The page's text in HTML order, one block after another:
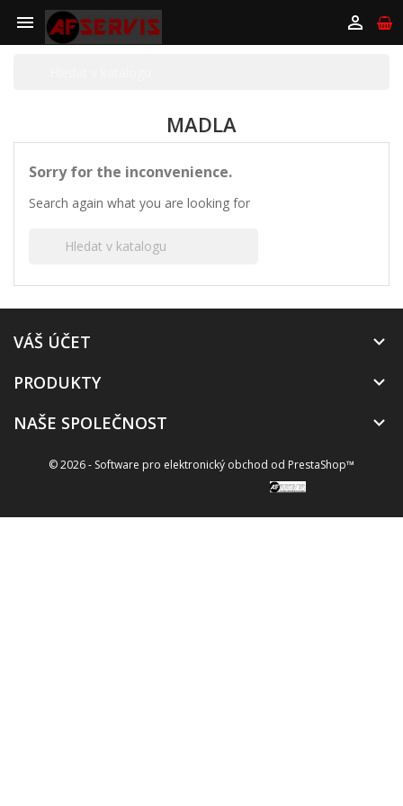
 
MADLA
Sorry for the inconvenience.
Search again what you are looking for
VÁŠ ÚČET 
PRODUKTY 
NAŠE SPOLEČNOST 
© 2026 - Software pro elektronický obchod od PrestaShop™